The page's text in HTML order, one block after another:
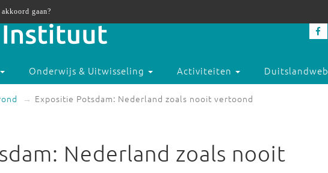
Onderwijs & Uitwisseling Activiteiten Duitslandweb
Expositie Potsdam: Nederland zoals nooit vertoond
Nederland zoals nooit
gaan?